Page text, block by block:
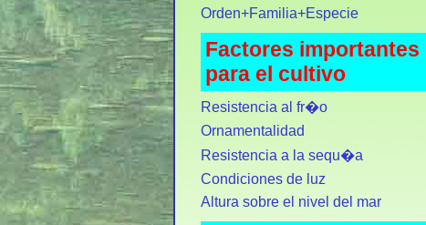
Orden+Familia+Especie
Factores importantes
para el cultivo
Resistencia al fr�o
Ornamentalidad
Resistencia a la sequ�a
Condiciones de luz
Altura sobre el nivel del mar